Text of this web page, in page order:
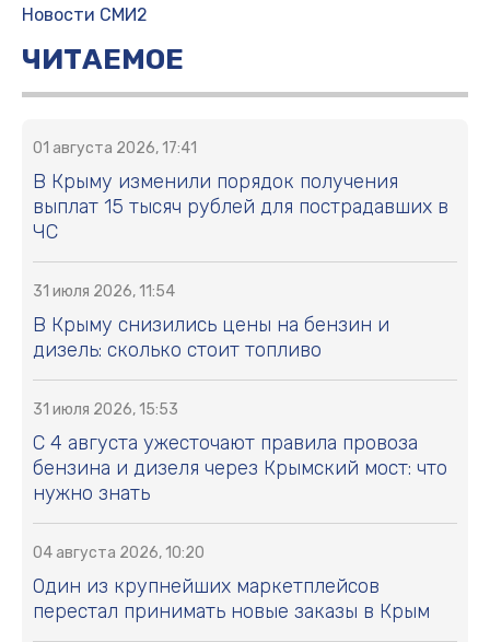
Новости СМИ2
ЧИТАЕМОЕ
01 августа 2026, 17:41
В Крыму изменили порядок получения
выплат 15 тысяч рублей для пострадавших в
ЧС
31 июля 2026, 11:54
В Крыму снизились цены на бензин и
дизель: сколько стоит топливо
31 июля 2026, 15:53
С 4 августа ужесточают правила провоза
бензина и дизеля через Крымский мост: что
нужно знать
04 августа 2026, 10:20
Один из крупнейших маркетплейсов
перестал принимать новые заказы в Крым